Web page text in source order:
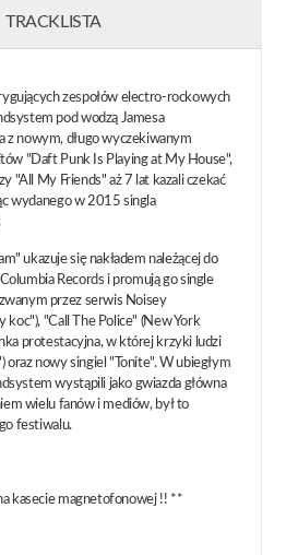
TRACKLISTA
zespołów electro-rockowych
pod wodzą Jamesa
z nowym, długo wyczekiwanym
"Daft Punk Is Playing at My House",
"All My Friends" aż 7 lat kazali czekać
wydanego w 2015 singla
ukazuje się nakładem należącej do
Records i promują go single
przez serwis Noisey
koc"), "Call The Police" (New York
protestacyjna, w której krzyki ludzi
oraz nowy singiel "Tonite". W ubiegłym
wystąpili jako gwiazda główna
wielu fanów i mediów, był to
festiwalu.
kasecie magnetofonowej !! **